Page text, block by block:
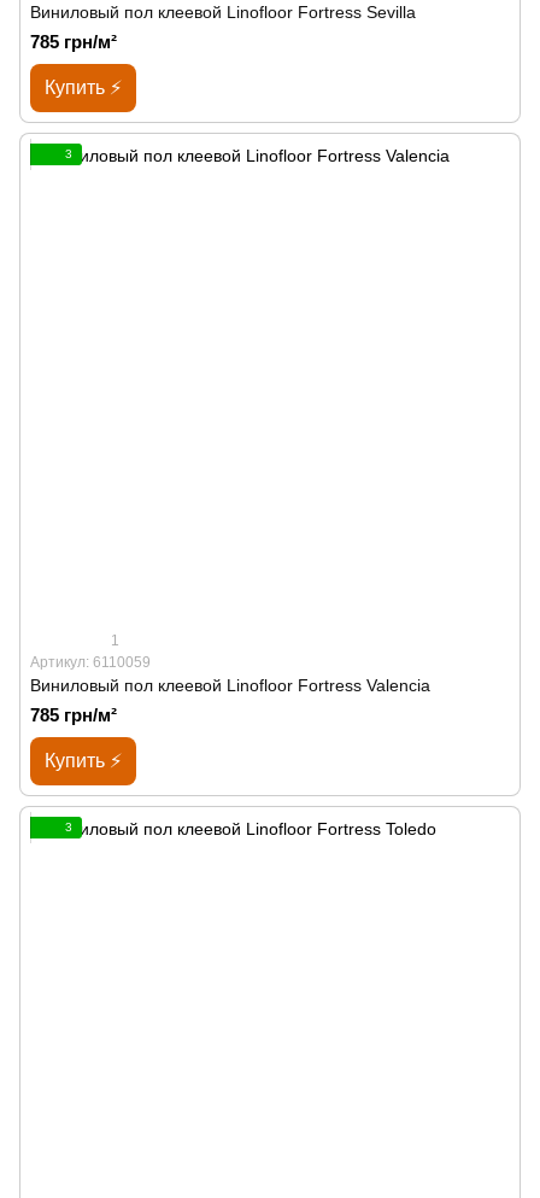
Виниловый пол клеевой Linofloor Fortress Sevilla
785 грн/м²
Купить ⚡
3
1
Артикул: 6110059
Виниловый пол клеевой Linofloor Fortress Valencia
785 грн/м²
Купить ⚡
3